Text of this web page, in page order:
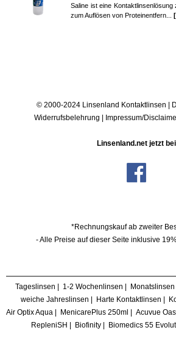
Saline ist eine
zum Auflösen von Proteinentfern...
© 2000-2024 Linsenland Kontaktlinsen |
Widerrufsbelehrung | Impressum/
Linsenland.net jetzt bei
*Rechnungskauf ab zweiter
- Alle Preise auf dieser Seite inklusive
Tageslinsen | 1-2 Wochenlinsen | Monatslinsen
weiche Jahreslinsen | Harte Kontaktlinsen |
Air Optix Aqua | MenicarePlus 250ml | Acuvue
RepleniSH | Biofinity| Biomedics 55